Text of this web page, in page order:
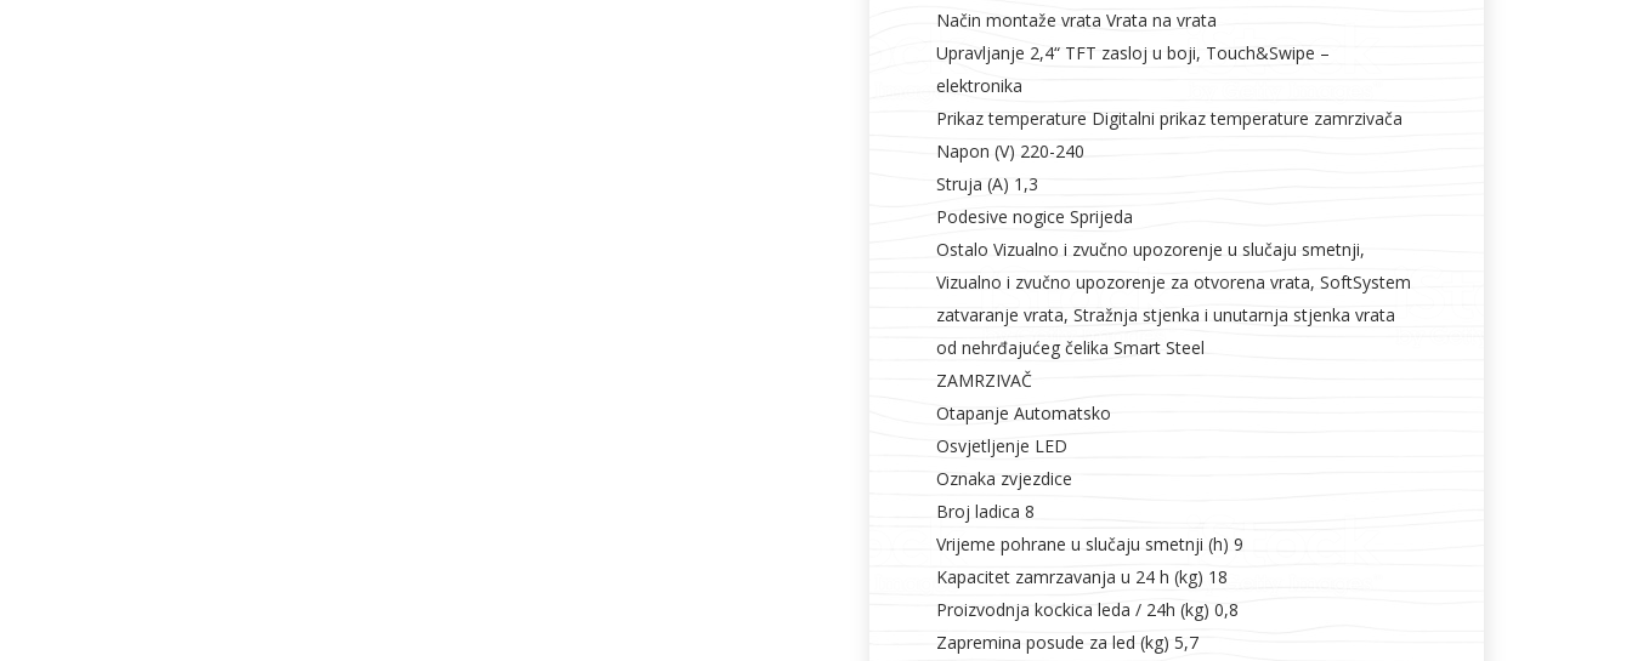
Način montaže vrata Vrata na vrata
Upravljanje 2,4“ TFT zasloj u boji, Touch&Swipe –
elektronika
Prikaz temperature Digitalni prikaz temperature zamrzivača
Napon (V) 220-240
Struja (A) 1,3
Podesive nogice Sprijeda
Ostalo Vizualno i zvučno upozorenje u slučaju smetnji,
Vizualno i zvučno upozorenje za otvorena vrata, SoftSystem
zatvaranje vrata, Stražnja stjenka i unutarnja stjenka vrata
od nehrđajućeg čelika Smart Steel
ZAMRZIVAČ
Otapanje Automatsko
Osvjetljenje LED
Oznaka zvjezdice
Broj ladica 8
Vrijeme pohrane u slučaju smetnji (h) 9
Kapacitet zamrzavanja u 24 h (kg) 18
Proizvodnja kockica leda / 24h (kg) 0,8
Zapremina posude za led (kg) 5,7